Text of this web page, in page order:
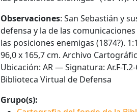
Observaciones: San Sebastián y
defensa y la de las
las posiciones enemigas (1874?).
96,0 x 165,7 cm‎. Archivo
Ubicación: AR — Signatura: Ar.F-
Biblioteca Virtual de Defensa
Grupo(s):